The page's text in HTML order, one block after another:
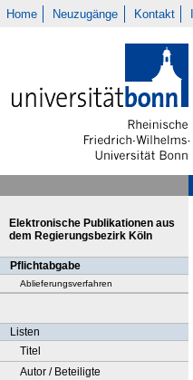
Home Neuzugänge Kontakt
Elektronische Publikationen aus
dem Regierungsbezirk Köln
Pflichtabgabe
Ablieferungsverfahren
Listen
Titel
Autor / Beteiligte